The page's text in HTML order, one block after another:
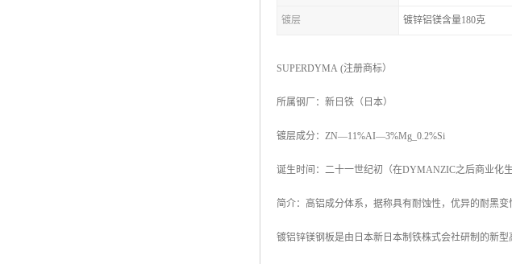
镀层 镀锌铝镁含量180克
SUPERDYMA (注册商标）
所属钢厂：新日铁（日本）
镀层成分：ZN—11%AI—3%Mg_0.2%Si
诞生时间：二十一世纪初（在DYMANZIC之后商业化生
简介：高铝成分体系，据称具有耐蚀性，优异的耐黑变
镀铝锌镁钢板是由日本新日本制铁株式会社研制的新